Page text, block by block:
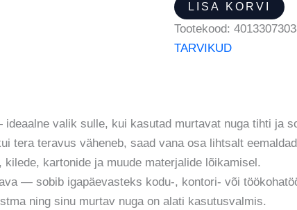
LISA KORVI
Tootekood:
TARVIKUD
valik sulle, kui kasutad murtavat nuga tihti ja
tera teravus väheneb, saad vana osa lihtsalt
kartonide ja muude materjalide lõikamisel.
— sobib igapäevasteks kodu-, kontori- või
ning sinu murtav nuga on alati kasutusvalmis.